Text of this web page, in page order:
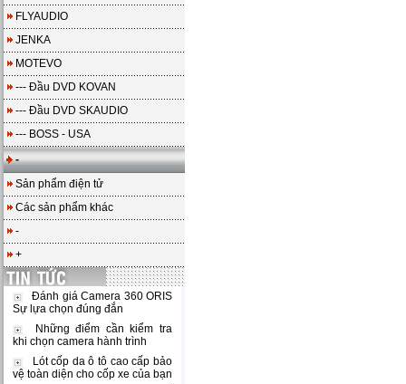
FLYAUDIO
JENKA
MOTEVO
--- Đầu DVD KOVAN
--- Đầu DVD SKAUDIO
--- BOSS - USA
-
Sản phẩm điện tử
Các sản phẩm khác
-
+
Đánh giá Camera 360 ORIS
Sự lựa chọn đúng đắn
Những điểm cần kiểm tra
khi chọn camera hành trình
Lót cốp da ô tô cao cấp bảo
vệ toàn diện cho cốp xe của bạn